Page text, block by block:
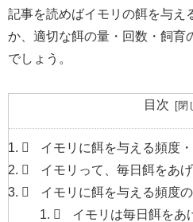
記事を読めばイモリの餌を与え
か、適切な餌の量・回数・飼育
でしょう。
目次
イモリに餌を与える頻度
イモリって、毎日餌をあ
イモリに餌を与える頻度
イモリは毎日餌をあ